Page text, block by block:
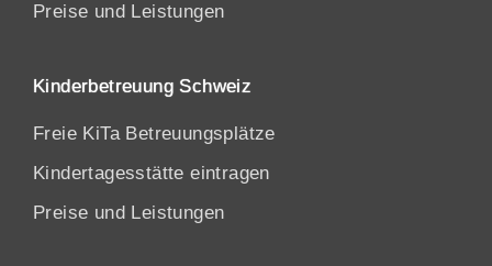
Preise und Leistungen
Kinderbetreuung Schweiz
Freie KiTa Betreuungsplätze
Kindertagesstätte eintragen
Preise und Leistungen